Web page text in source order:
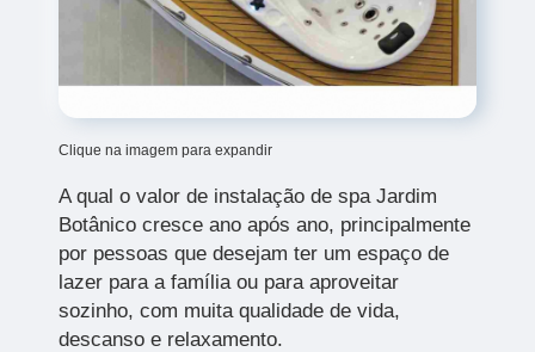
Clique na imagem para expandir
A qual o valor de instalação de spa Jardim
Botânico cresce ano após ano, principalmente
por pessoas que desejam ter um espaço de
lazer para a família ou para aproveitar
sozinho, com muita qualidade de vida,
descanso e relaxamento.